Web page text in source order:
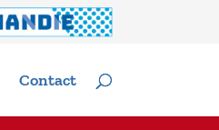
Contact